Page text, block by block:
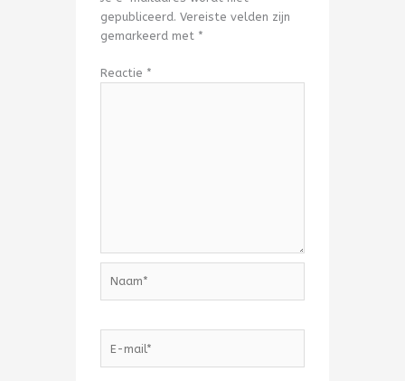
gepubliceerd. Vereiste velden zijn
gemarkeerd met *
Reactie *
mail*